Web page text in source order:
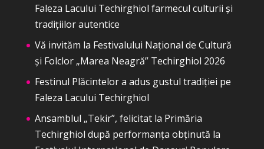
Faleza Lacului Techirghiol farmecul culturii și
tradițiilor autentice
Vă invităm la Festivalului Național de Cultură
și Folclor „Marea Neagră” Techirghiol 2026
Festinul Plăcintelor a adus gustul tradiției pe
Faleza Lacului Techirghiol
Ansamblul „Tekir”, felicitat la Primăria
Techirghiol după performanța obținută la